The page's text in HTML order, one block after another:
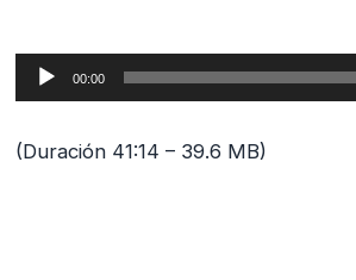
e
00:00
(Duración 41:14 – 39.6 MB)